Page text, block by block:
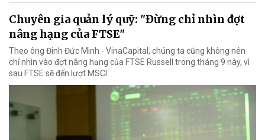
Chuyên gia quản lý quỹ: "Đừng chỉ nhìn đợt
nâng hạng của FTSE"
Theo ông Đinh Đức Minh - VinaCapital, chúng ta cũng không nên
chỉ nhìn vào đợt nâng hạng của FTSE Russell trong tháng 9 này, vì
sau FTSE sẽ đến lượt MSCI.